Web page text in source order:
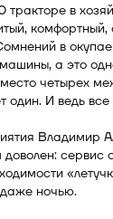
в
комфортный,
в
а это
четырех
один. И ведь все
Владимир
сервис
даже ночью.